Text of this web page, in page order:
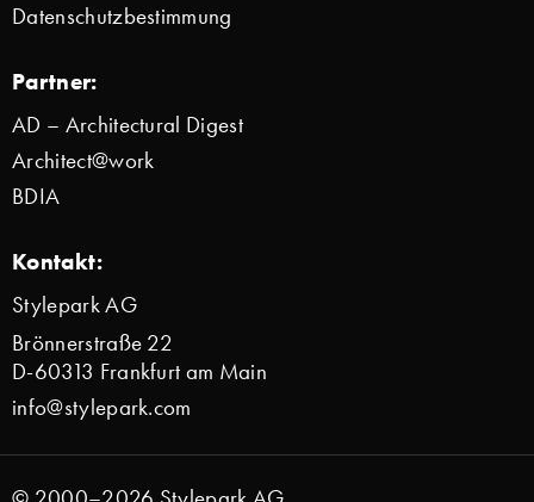
Datenschutzbestimmung
Partner:
AD – Architectural Digest
Architect@work
BDIA
Kontakt:
Stylepark AG
Brönnerstraße 22
D-60313 Frankfurt am Main
info@stylepark.com